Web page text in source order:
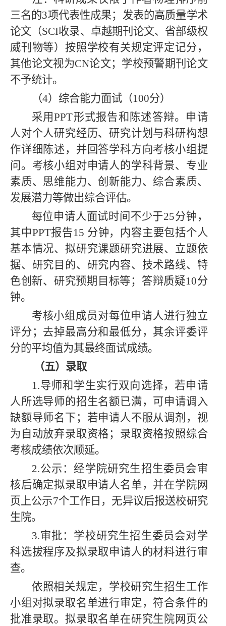
三名的3项代表性成果；发表的高质量学术
论文（SCI收录、卓越期刊论文、省部级权
威刊物等）按照学校有关规定评定记分，
其他论文视为CN论文；学校预警期刊论文
不予统计。
（4）综合能力面试（100分）
采用PPT形式报告和陈述答辩。申请
人对个人研究经历、研究计划与科研构想
作详细陈述，并回答学科方向考核小组提
问。考核小组对申请人的学科背景、专业
素质、思维能力、创新能力、综合素质、
发展潜力等做出综合评估。
每位申请人面试时间不少于25分钟，
其中PPT报告15 分钟， 内容主要包括个人
基本情况、拟研究课题研究进展、立题依
据、研究目的、研究内容、技术路线、特
色创新、研究预期目标等；答辩质疑10分
钟。
考核小组成员对每位申请人进行独立
评分；去掉最高分和最低分，其余评委评
分的平均值为其最终面试成绩。
（五）录取
1.导师和学生实行双向选择，若申请
人所选导师的招生名额已满，可申请调入
缺额导师名下；若申请人不服从调剂，视
为自动放弃录取资格；录取资格按照综合
考核成绩依次顺延。
2.公示：经学院研究生招生委员会审
核后确定拟录取申请人名单，并在学院网
页上公示7个工作日，无异议后报送校研究
生院。
3.审批：学校研究生招生委员会对学
科选拔程序及拟录取申请人的材料进行审
查。
依照相关规定，学校研究生招生工作
小组对拟录取名单进行审定，符合条件的
批准录取。拟录取名单在研究生院网页公